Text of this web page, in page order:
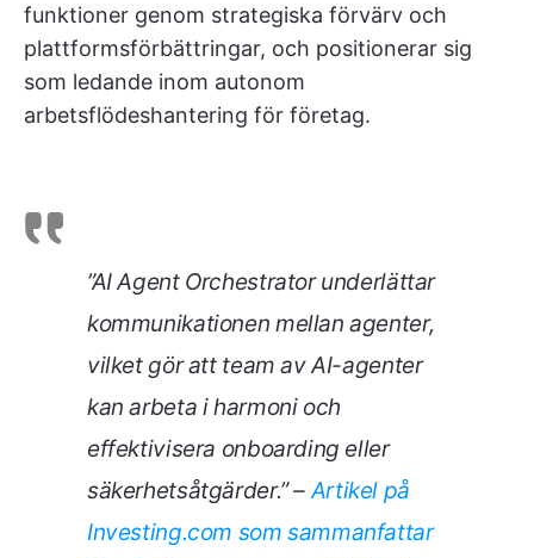
funktioner genom strategiska förvärv och
plattformsförbättringar, och positionerar sig
som ledande inom autonom
arbetsflödeshantering för företag.
”AI Agent Orchestrator underlättar
kommunikationen mellan agenter,
vilket gör att team av AI-agenter
kan arbeta i harmoni och
effektivisera onboarding eller
säkerhetsåtgärder.” –Artikel på
Investing.com som sammanfattar